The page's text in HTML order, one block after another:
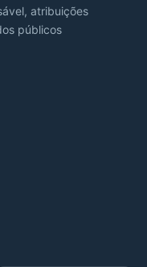
atribuições
públicos